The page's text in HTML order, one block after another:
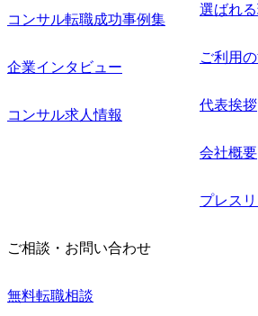
コンサル転職成功事例集
企業インタビュー
コンサル求人情報
選ばれ
ご利用
代表挨拶
会社概要
プレス
ご相談・お問い合わせ
無料転職相談